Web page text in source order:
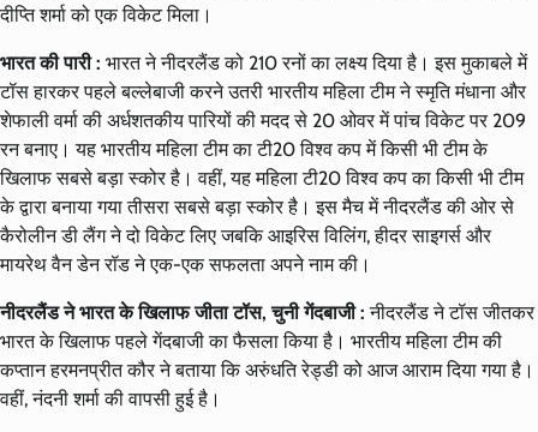
दीप्ति शर्मा को एक विकेट मिला।
भारत की पारी : भारत ने नीदरलैंड को 210 रनों का लक्ष्य दिया है। इस मुकाबले में
टॉस हारकर पहले बल्लेबाजी करने उतरी भारतीय महिला टीम ने स्मृति मंधाना और
शेफाली वर्मा की अर्धशतकीय पारियों की मदद से 20 ओवर में पांच विकेट पर 209
रन बनाए। यह भारतीय महिला टीम का टी20 विश्व कप में किसी भी टीम के
खिलाफ सबसे बड़ा स्कोर है। वहीं, यह महिला टी20 विश्व कप का किसी भी टीम
के द्वारा बनाया गया तीसरा सबसे बड़ा स्कोर है। इस मैच में नीदरलैंड की ओर से
कैरोलीन डी लैंग ने दो विकेट लिए जबकि आइरिस विलिंग, हीदर साइगर्स और
मायरेथ वैन डेन रॉड ने एक-एक सफलता अपने नाम की।
नीदरलैंड ने भारत के खिलाफ जीता टॉस, चुनी गेंदबाजी : नीदरलैंड ने टॉस जीतकर
भारत के खिलाफ पहले गेंदबाजी का फैसला किया है। भारतीय महिला टीम की
कप्तान हरमनप्रीत कौर ने बताया कि अरुंधति रेड्डी को आज आराम दिया गया है।
वहीं, नंदनी शर्मा की वापसी हुई है।